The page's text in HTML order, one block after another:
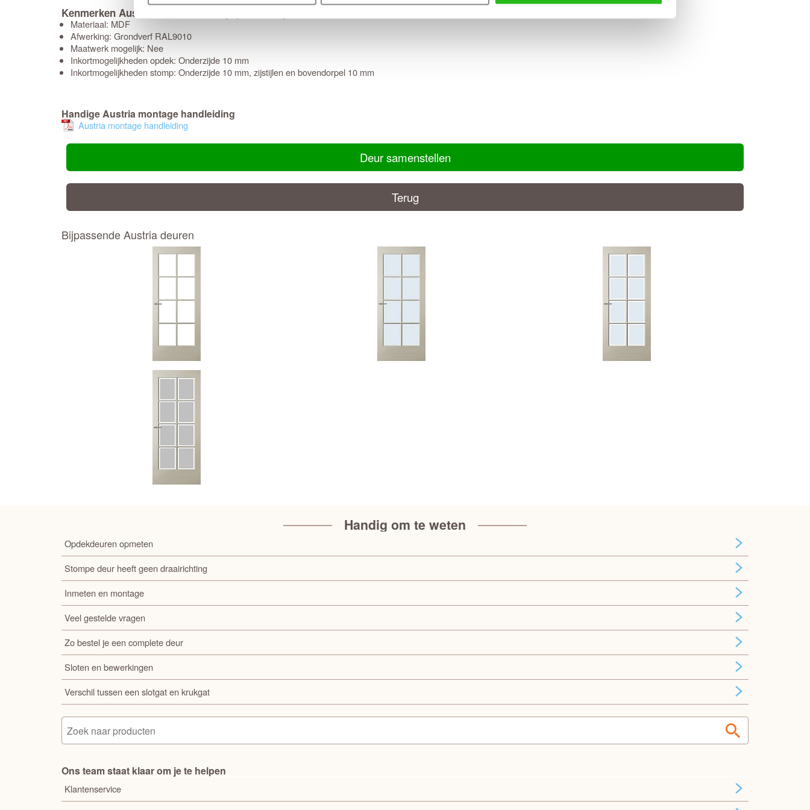
Kenmerken Austria Montfoort Satijnglas (uitlopend)
Materiaal: MDF
Afwerking: Grondverf RAL9010
Maatwerk mogelijk: Nee
Inkortmogelijkheden opdek: Onderzijde 10 mm
Inkortmogelijkheden stomp: Onderzijde 10 mm, zijstijlen en bovendorpel 10 mm
Handige Austria montage handleiding
Austria montage handleiding
Deur samenstellen
Terug
Bijpassende Austria deuren
Handig om te weten
Opdekdeuren opmeten
Stompe deur heeft geen draairichting
Inmeten en montage
Veel gestelde vragen
Zo bestel je een complete deur
Sloten en bewerkingen
Verschil tussen een slotgat en krukgat
Ons team staat klaar om je te helpen
Klantenservice